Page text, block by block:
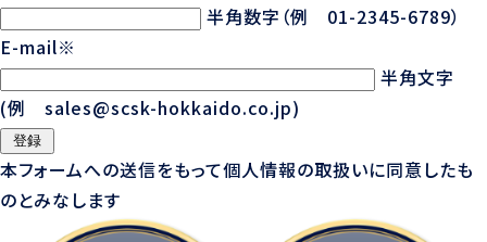
半角数字（例 01-2345-6789）
E-mail※
半角文字
(例 sales@scsk-hokkaido.co.jp)
本フォームへの送信をもって個人情報の取扱いに同意したも
のとみなします